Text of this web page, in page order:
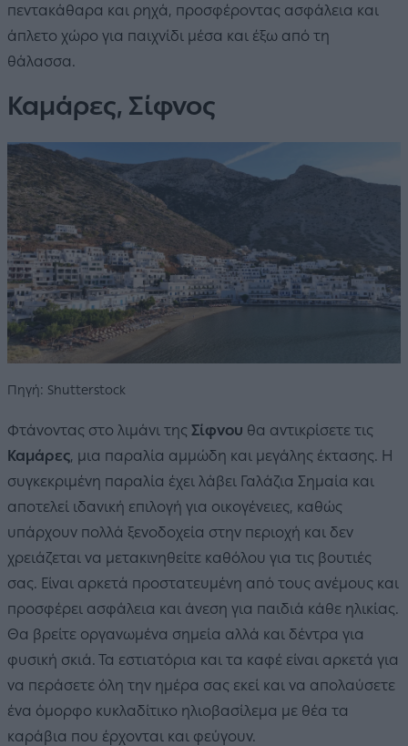
πεντακάθαρα και ρηχά, προσφέροντας ασφάλεια και
άπλετο χώρο για παιχνίδι μέσα και έξω από τη
θάλασσα.
Καμάρες, Σίφνος
Πηγή: Shutterstock
Φτάνοντας στο λιμάνι της Σίφνου θα αντικρίσετε τις
Καμάρες, μια παραλία αμμώδη και μεγάλης έκτασης. Η
συγκεκριμένη παραλία έχει λάβει Γαλάζια Σημαία και
αποτελεί ιδανική επιλογή για οικογένειες, καθώς
υπάρχουν πολλά ξενοδοχεία στην περιοχή και δεν
χρειάζεται να μετακινηθείτε καθόλου για τις βουτιές
σας. Είναι αρκετά προστατευμένη από τους ανέμους και
προσφέρει ασφάλεια και άνεση για παιδιά κάθε ηλικίας.
Θα βρείτε οργανωμένα σημεία αλλά και δέντρα για
φυσική σκιά. Τα εστιατόρια και τα καφέ είναι αρκετά για
να περάσετε όλη την ημέρα σας εκεί και να απολαύσετε
ένα όμορφο κυκλαδίτικο ηλιοβασίλεμα με θέα τα
καράβια που έρχονται και φεύγουν.